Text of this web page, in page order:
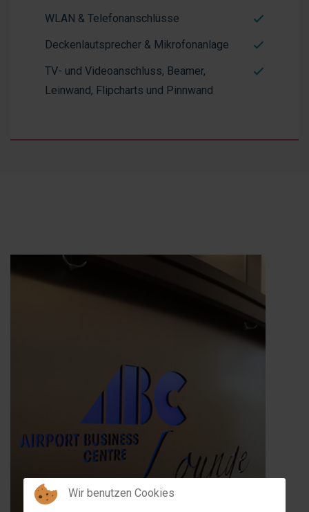
WLAN & Telefonanschlüsse
Deckenlautsprecher & Mikrofonanlage
TV- und Videoanschluss, Beamer,
Leinwand, Flipcharts und Pinnwand
Wir benutzen Cookies